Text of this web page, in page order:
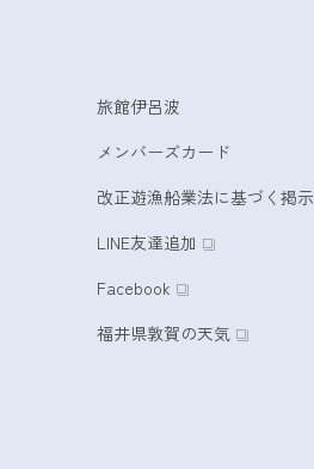
旅館伊呂波
メンバーズカード
改正遊漁船業法に基づく掲示
LINE友達追加
Facebook
福井県敦賀の天気